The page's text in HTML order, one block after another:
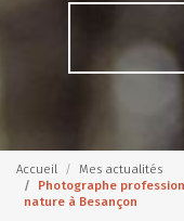
Accueil
Mes actualités
Photographe
nature à Besançon